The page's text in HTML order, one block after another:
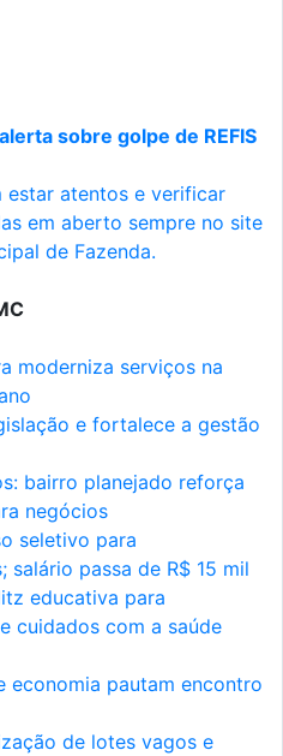
sobre golpe de REFIS
estar atentos e verificar
em aberto sempre no site
de Fazenda.
moderniza serviços na
e fortalece a gestão
bairro planejado reforça
negócios
seletivo para
salário passa de R$ 15 mil
educativa para
cuidados com a saúde
economia pautam encontro
de lotes vagos e